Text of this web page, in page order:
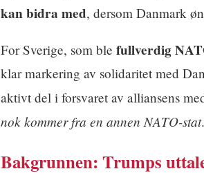
kan bidra med, dersom Danmark
For Sverige, som ble fullverdig
klar markering av solidaritet med
aktivt del i forsvaret av alliansens
nok kommer fra en annen NATO-stat.
Bakgrunnen: Trumps